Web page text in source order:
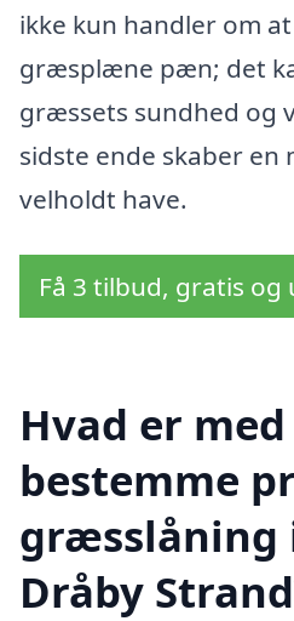
ikke kun handler om
græsplæne pæn; det
græssets sundhed og
sidste ende skaber
velholdt have.
Få 3 tilbud, gratis
Hvad er
bestemme
græsslåning
Dråby